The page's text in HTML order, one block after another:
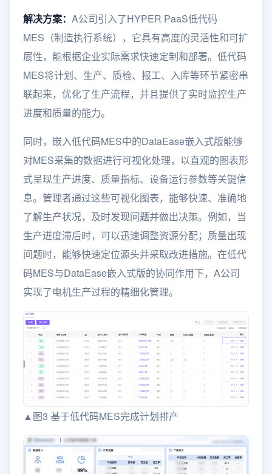
解决方案： A公司引入了HYPER PaaS低代码
MES（制造执行系统），它具有高度的灵活性和可扩
展性，能根据企业实际需求快速定制和部署。低代码
MES将计划、生产、质检、报工、入库等环节紧密串
联起来，优化了生产流程，并且提供了实时监控生产
进度和质量的能力。
同时，嵌入低代码MES中的DataEase嵌入式版能够
对MES采集的数据进行可视化处理，以直观的图表形
式呈现生产进度、质量指标、设备运行参数等关键信
息。管理者通过这些可视化图表，能够快速、准确地
了解生产状况，及时发现问题并做出决策。例如，当
生产进度滞后时，可以迅速调整资源分配；质量出现
问题时，能够快速定位源头并采取改进措施。在低代
码MES与DataEase嵌入式版的协同作用下，A公司
实现了电机生产过程的精细化管理。
▲图3 基于低代码MES完成计划排产